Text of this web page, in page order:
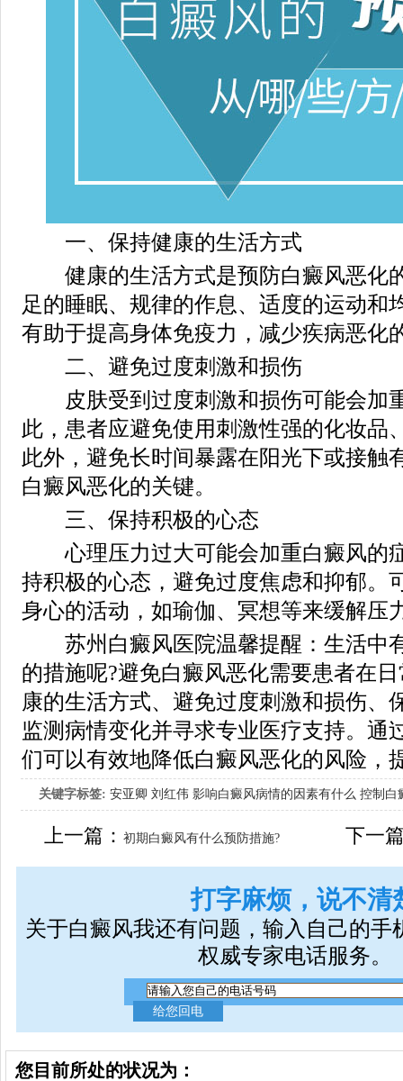
一、保持健康的生活方式
健康的生活方式是预防白癜风恶化
足的睡眠、规律的作息、适度的运动和
有助于提高身体免疫力，减少疾病恶化
二、避免过度刺激和损伤
皮肤受到过度刺激和损伤可能会加
此，患者应避免使用刺激性强的化妆品
此外，避免长时间暴露在阳光下或接触
白癜风恶化的关键。
三、保持积极的心态
心理压力过大可能会加重白癜风的
持积极的心态，避免过度焦虑和抑郁。
身心的活动，如瑜伽、冥想等来缓解压
苏州白癜风医院温馨提醒：生活中
的措施呢?避免白癜风恶化需要患者在
康的生活方式、避免过度刺激和损伤、
监测病情变化并寻求专业医疗支持。通
们可以有效地降低白癜风恶化的风险，
关键字标签: 安亚卿 刘红伟 影响白癜风病情的因素有什么 控制白
女生应该如何治疗呢
上一篇：初期白癜风有什么预防措施? 下一
打字麻烦，说不清
关于白癜风我还有问题，输入自己的手
权威专家电话服务。
您目前所处的状况为：